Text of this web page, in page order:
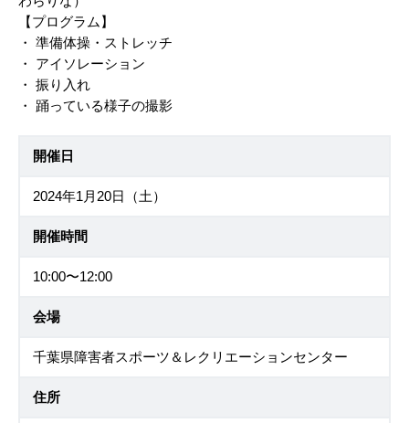
【プログラム】
・ 準備体操・ストレッチ
・ アイソレーション
・ 振り入れ
・ 踊っている様子の撮影
開催日
2024年1月20日（土）
開催時間
10:00〜12:00
会場
千葉県障害者スポーツ＆レクリエーションセンター
住所